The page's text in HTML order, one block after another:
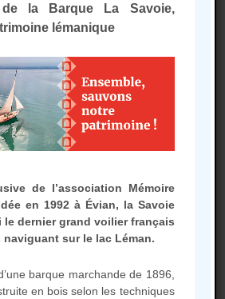
30 € par an
de soutien.
vote à l‘Assemblée
sur la Barque
équipier
40 € par an
de la Barque La Savoie,
lémanique
de l’association Mémoire
en 1992 à Évian, la Savoie
le dernier grand voilier français
sur le lac Léman.
barque marchande de 1896,
en bois selon les techniques